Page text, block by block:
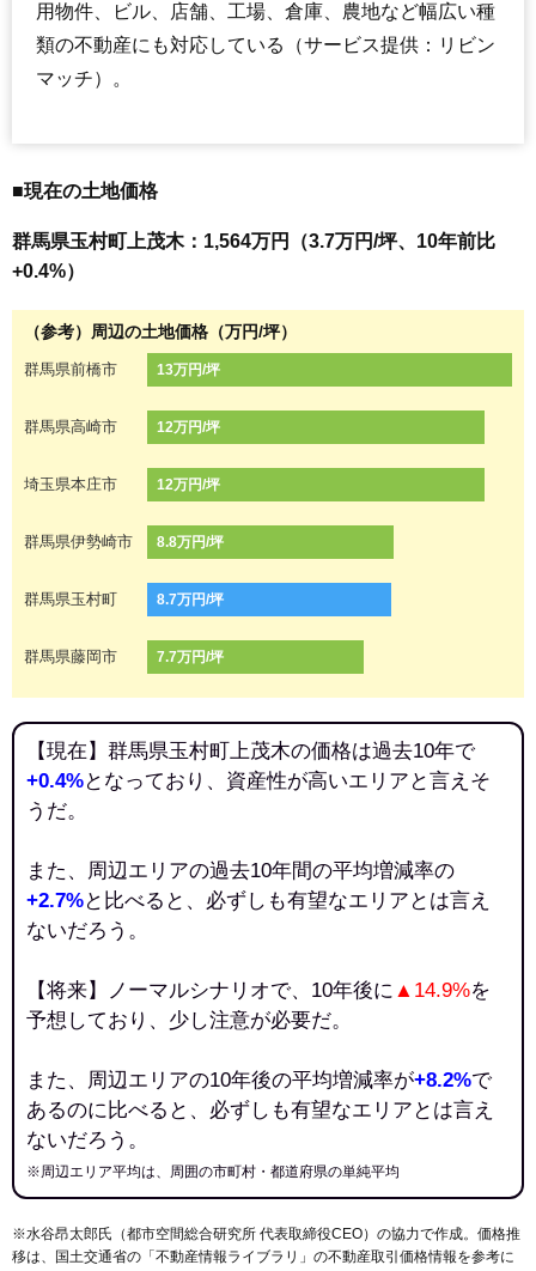
用物件、ビル、店舗、工場、倉庫、農地など幅広い種
類の不動産にも対応している（サービス提供：リビン
マッチ）。
■現在の土地価格
群馬県玉村町上茂木：1,564万円（3.7万円/坪、10年前比
+0.4%）
（参考）周辺の土地価格（万円/坪）
群馬県前橋市 13万円/坪
群馬県高崎市 12万円/坪
埼玉県本庄市 12万円/坪
群馬県伊勢崎市 8.8万円/坪
群馬県玉村町 8.7万円/坪
群馬県藤岡市 7.7万円/坪
【現在】群馬県玉村町上茂木の価格は過去10年で
+0.4%となっており、資産性が高いエリアと言えそ
うだ。
また、周辺エリアの過去10年間の平均増減率の
+2.7%と比べると、必ずしも有望なエリアとは言え
ないだろう。
【将来】ノーマルシナリオで、10年後に ▲14.9%を
予想しており、少し注意が必要だ。
また、周辺エリアの10年後の平均増減率が+8.2%で
あるのに比べると、必ずしも有望なエリアとは言え
ないだろう。
※周辺エリア平均は、周囲の市町村・都道府県の単純平均
※水谷昂太郎氏（都市空間総合研究所 代表取締役CEO）の協力で作成。価格推
移は、国土交通省の「 不動産情報ライブラリ 」の不動産取引価格情報を参考に